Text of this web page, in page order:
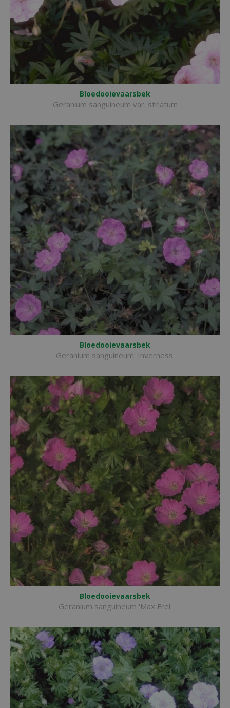
Bloedooievaarsbek
Geranium sanguineum var. striatum
Bloedooievaarsbek
Geranium sanguineum 'Inverness'
Bloedooievaarsbek
Geranium sanguineum 'Max Frei'